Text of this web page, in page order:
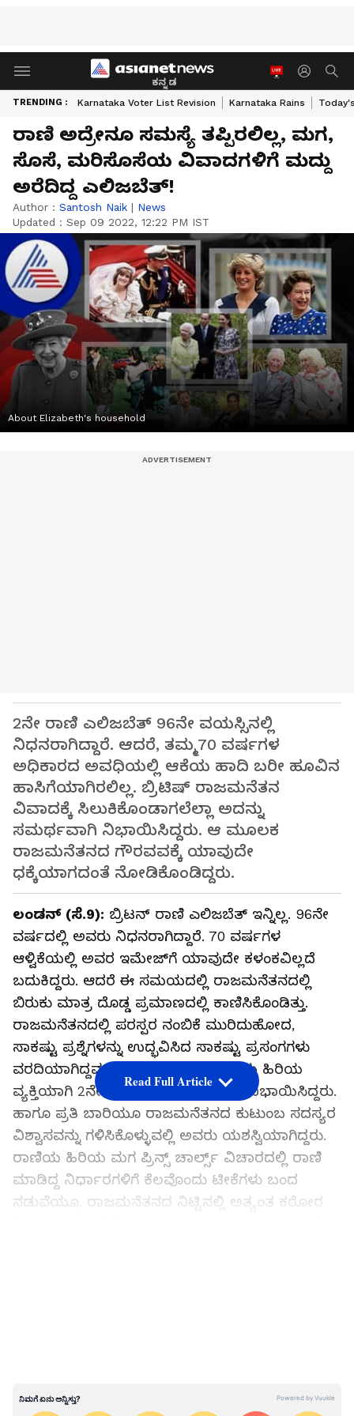
ಕನ್ನಡ
TRENDING : Karnataka Voter List Revision Karnataka Rains
ರಾಣಿ ಅದ್ರೇನೂ ಸಮಸ್ಯೆ ತಪ್ಪಿರಲಿಲ್ಲ, ಮಗ,
ಸೊಸೆ, ಮರಿಸೊಸೆಯ ವಿವಾದಗಳಿಗೆ ಮದ್ದು
ಅರೆದಿದ್ದ ಎಲಿಜಬೆತ್‌!
Author : Santosh Naik | News
Updated : Sep 09 2022, 12:22 PM IST
About Elizabeth's household
2ನೇ ರಾಣಿ ಎಲಿಜಬೆತ್‌ 96ನೇ ವಯಸ್ಸಿನಲ್ಲಿ
ನಿಧನರಾಗಿದ್ದಾರೆ. ಆದರೆ, ತಮ್ಮ70 ವರ್ಷಗಳ
ಅಧಿಕಾರದ ಅವಧಿಯಲ್ಲಿ ಆಕೆಯ ಹಾದಿ ಬರೀ ಹೂವಿನ
ಹಾಸಿಗೆಯಾಗಿರಲಿಲ್ಲ. ಬ್ರಿಟಿಷ್‌ ರಾಜಮನೆತನ
ವಿವಾದಕ್ಕೆ ಸಿಲುಕಿಕೊಂಡಾಗಲೆಲ್ಲಾ ಅದನ್ನು
ಸಮರ್ಥವಾಗಿ ನಿಭಾಯಿಸಿದ್ದರು. ಆ ಮೂಲಕ
ರಾಜಮನೆತನದ ಗೌರವವಕ್ಕೆ ಯಾವುದೇ
ಧಕ್ಕೆಯಾಗದಂತೆ ನೋಡಿಕೊಂಡಿದ್ದರು.
ಲಂಡನ್‌ (ಸೆ.9): ಬ್ರಿಟನ್ ರಾಣಿ ಎಲಿಜಬೆತ್ ಇನ್ನಿಲ್ಲ. 96ನೇ
ವರ್ಷದಲ್ಲಿ ಅವರು ನಿಧನರಾಗಿದ್ದಾರೆ. 70 ವರ್ಷಗಳ
ಆಳ್ವಿಕೆಯಲ್ಲಿ ಅವರ ಇಮೇಜ್‌ಗೆ ಯಾವುದೇ ಕಳಂಕವಿಲ್ಲದೆ
ಬದುಕಿದ್ದರು. ಆದರೆ ಈ ಸಮಯದಲ್ಲಿ ರಾಜಮನೆತನದಲ್ಲಿ
ಬಿರುಕು ಮಾತ್ರ ದೊಡ್ಡ ಪ್ರಮಾಣದಲ್ಲಿ ಕಾಣಿಸಿಕೊಂಡಿತ್ತು.
ರಾಜಮನೆತನದಲ್ಲಿ ಪರಸ್ಪರ ನಂಬಿಕೆ ಮುರಿದುಹೋದ,
ಸಾಕಷ್ಟು ಪ್ರಶ್ನೆಗಳನ್ನು ಉದ್ಭವಿಸಿದ ಸಾಕಷ್ಟು ಪ್ರಸಂಗಗಳು
ವರದಿಯಾಗಿದ್ದವು. ಆದರೆ, ಇದೆಲ್ಲವೂ ಮನೆಯ ಹಿರಿಯ
ವ್ಯಕ್ತಿಯಾಗಿ 2ನೇ ಎಲಿಜಬೆತ್‌ ಸಮರ್ಥವಾಗಿ ನಿಭಾಯಿಸಿದ್ದರು.
ಹಾಗೂ ಪ್ರತಿ ಬಾರಿಯೂ ರಾಜಮನೆತನದ ಕುಟುಂಬ ಸದಸ್ಯರ
ವಿಶ್ವಾಸವನ್ನು ಗಳಿಸಿಕೊಳ್ಳುವಲ್ಲಿ ಅವರು ಯಶಸ್ವಿಯಾಗಿದ್ದರು.
ರಾಣಿಯ ಹಿರಿಯ ಮಗ ಪ್ರಿನ್ಸ್‌ ಚಾರ್ಲ್ಸ್‌ ವಿಚಾರದಲ್ಲಿ ರಾಣಿ
ಮಾಡಿದ್ದ ನಿರ್ಧಾರಗಳಿಗೆ ಕೆಲವೊಂದು ಟೀಕೆಗಳು ಬಂದ
ನಡುವೆಯೂ, ರಾಜಮನೆತನದ ನಿಟ್ಟಿನಲ್ಲಿ ಅತ್ಯಂತ ಕಠೋರ
ಆರೋಪವೂ ಕೇಳಿಬಂದಿತ್ತು.
Read Full Article